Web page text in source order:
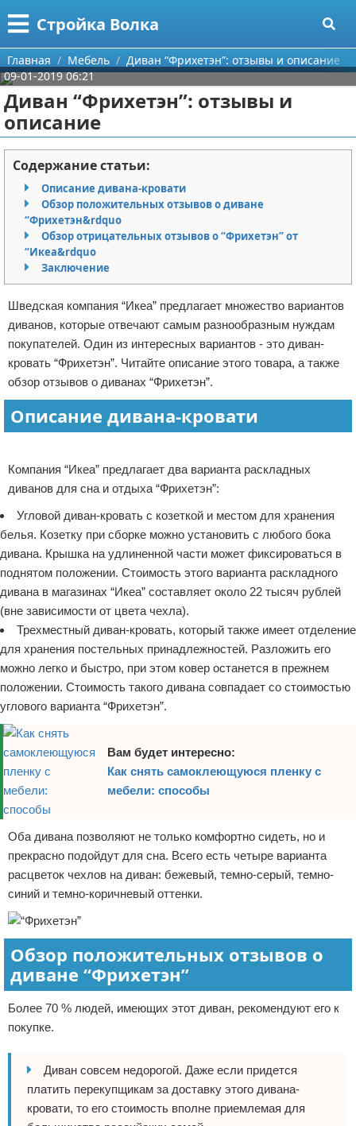
Стройка Волка
Меню
Главная
Категории
Строительство
Мебель
Интерьер и дизайн
Дизайн дачи
Дизайн квартиры
Кухня
Посуда
Ремонт
Ремонт дачи
Ремонт квартиры
Инструменты
Ванная
Домашний быт
Коммунальные услуги
Безопасность
Стройматериалы
Разное
Поиск
О проекте
Контакты
Сотрудничество
Размещение рекламы
Для правообладателей
Условия предоставления информации
Отказ от ответственности
Главная Мебель
Диван “Фрихетэн”: отзывы и описание
09-01-2019 06:21
Диван “Фрихетэн”: отзывы и
описание
Содержание статьи:
Описание дивана-кровати
Обзор положительных отзывов о диване
“Фрихетэн&rdquo
Обзор отрицательных отзывов о “Фрихетэн” от
“Икеа&rdquo
Заключение
Шведская компания “Икеа” предлагает множество вариантов
диванов, которые отвечают самым разнообразным нуждам
покупателей. Один из интересных вариантов - это диван-
кровать “Фрихетэн”. Читайте описание этого товара, а также
обзор отзывов о диванах “Фрихетэн”.
Описание дивана-кровати
Компания “Икеа” предлагает два варианта раскладных
диванов для сна и отдыха “Фрихетэн”:
Угловой диван-кровать с козеткой и местом для хранения
белья. Козетку при сборке можно установить с любого бока
дивана. Крышка на удлиненной части может фиксироваться в
поднятом положении. Стоимость этого варианта раскладного
дивана в магазинах “Икеа” составляет около 22 тысяч рублей
(вне зависимости от цвета чехла).
Трехместный диван-кровать, который также имеет отделение
для хранения постельных принадлежностей. Разложить его
можно легко и быстро, при этом ковер останется в прежнем
положении. Стоимость такого дивана совпадает со стоимостью
углового варианта “Фрихетэн”.
Вам будет интересно:
Как снять самоклеющуюся пленку с
мебели: способы
Оба дивана позволяют не только комфортно сидеть, но и
прекрасно подойдут для сна. Всего есть четыре варианта
расцветок чехлов на диван: бежевый, темно-серый, темно-
синий и темно-коричневый оттенки.
Обзор положительных отзывов о
диване “Фрихетэн”
Более 70 % людей, имеющих этот диван, рекомендуют его к
покупке.
Диван совсем недорогой. Даже если придется
платить перекупщикам за доставку этого дивана-
кровати, то его стоимость вполне приемлемая для